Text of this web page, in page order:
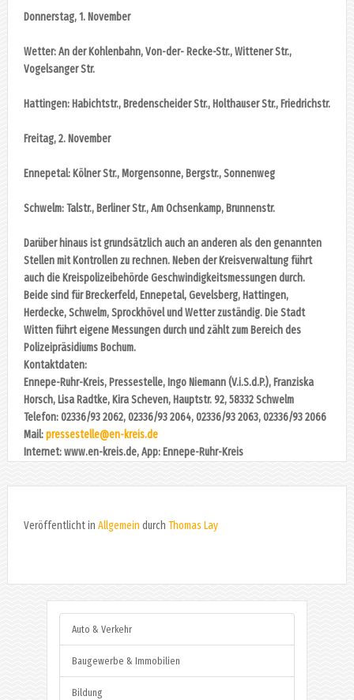
Donnerstag, 1. November
Wetter: An der Kohlenbahn, Von-der- Recke-Str., Wittener Str.,
Vogelsanger Str.
Hattingen: Habichtstr., Bredenscheider Str., Holthauser Str., Friedrichstr.
Freitag, 2. November
Ennepetal: Kölner Str., Morgensonne, Bergstr., Sonnenweg
Schwelm: Talstr., Berliner Str., Am Ochsenkamp, Brunnenstr.
Darüber hinaus ist grundsätzlich auch an anderen als den genannten
Stellen mit Kontrollen zu rechnen. Neben der Kreisverwaltung führt
auch die Kreispolizeibehörde Geschwindigkeitsmessungen durch.
Beide sind für Breckerfeld, Ennepetal, Gevelsberg, Hattingen,
Herdecke, Schwelm, Sprockhövel und Wetter zuständig. Die Stadt
Witten führt eigene Messungen durch und zählt zum Bereich des
Polizeipräsidiums Bochum.
Kontaktdaten:
Ennepe-Ruhr-Kreis, Pressestelle, Ingo Niemann (V.i.S.d.P.), Franziska
Horsch, Lisa Radtke, Kira Scheven, Hauptstr. 92, 58332 Schwelm
Telefon: 02336/93 2062, 02336/93 2064, 02336/93 2063, 02336/93 2066
Mail:pressestelle@en-kreis.de
Internet: www.en-kreis.de, App: Ennepe-Ruhr-Kreis
Veröffentlicht in Allgemein durch Thomas Lay
Auto & Verkehr
Baugewerbe & Immobilien
Bildung